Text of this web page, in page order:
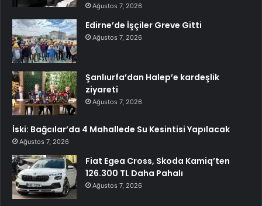
Ağustos 7, 2026
Edirne’de İşçiler Greve Gitti
Ağustos 7, 2026
Şanlıurfa’dan Halep’e kardeşlik
ziyareti
Ağustos 7, 2026
İski: Bağcılar’da 4 Mahallede Su Kesintisi Yapılacak
Ağustos 7, 2026
Fiat Egea Cross, Skoda Kamiq’ten
126.300 TL Daha Pahalı
Ağustos 7, 2026